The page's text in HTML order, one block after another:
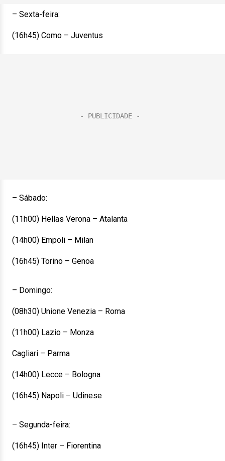
– Sexta-feira:
(16h45) Como – Juventus
– Sábado:
(11h00) Hellas Verona – Atalanta
(14h00) Empoli – Milan
(16h45) Torino – Genoa
– Domingo:
(08h30) Unione Venezia – Roma
(11h00) Lazio – Monza
Cagliari – Parma
(14h00) Lecce – Bologna
(16h45) Napoli – Udinese
– Segunda-feira:
(16h45) Inter – Fiorentina